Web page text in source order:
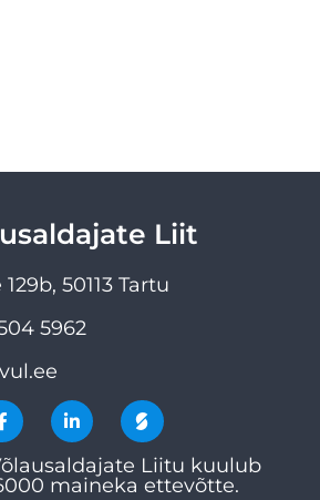
Liit
129b, 50113 Tartu
5962
Liitu kuulub
maineka ettevõtte.